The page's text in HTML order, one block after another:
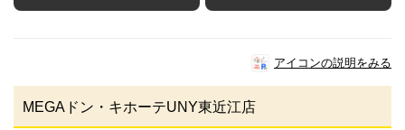
アイコンの説明をみる
MEGAドン・キホーテUNY東近江店